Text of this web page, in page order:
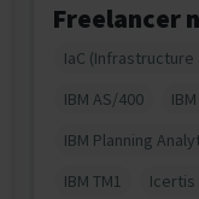
Freelancer
IaC (Infrastructure
IBM AS/400
IBM Planning
IBM TM1
Icertis